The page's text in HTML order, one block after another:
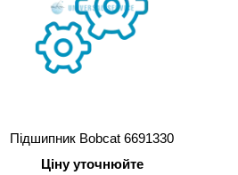
Підшипник Bobcat 6691330
Ціну уточнюйте